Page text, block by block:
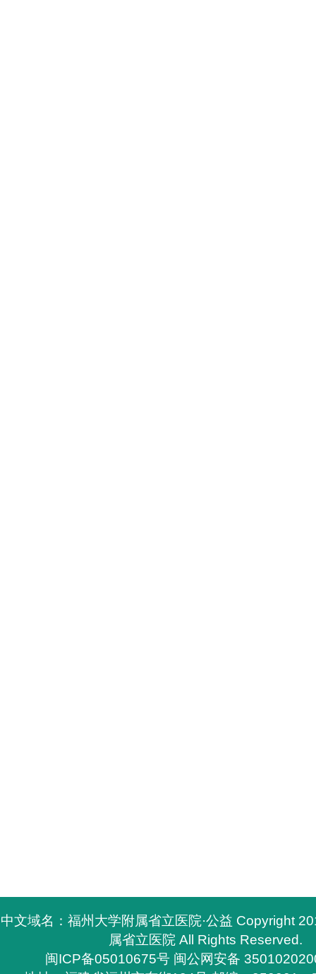
中文域名：福州大学附属省立医院·公益 Copyright
属省立医院 All Rights Reserved.
闽ICP备05010675号 闽公网安备